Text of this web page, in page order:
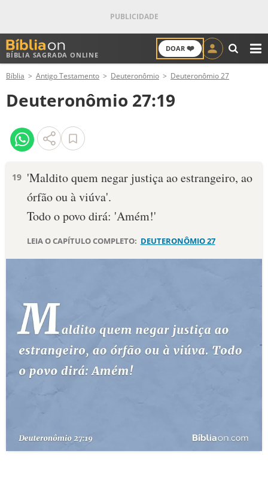
BÍBLIA SAGRADA ONLINE
DOAR ❤️
ANTIGO TESTAMENTO
NOVO TESTAMENTO
VERSÍCULOS
PALAVRA DO DIA
DEVOCIONAL DIÁRIO
ESTUDOS BÍBLICOS
ESBOÇOS DE PREGAÇÃO
TEMAS
TERMO BÍBLICO JOGOS
Bíblia Antigo Testamento Deuteronômio Deuteronômio 27
Deuteronômio 27:19
19 'Maldito quem negar justiça ao estrangeiro, ao
órfão ou à viúva'.
Todo o povo dirá: 'Amém!'
LEIA O CAPÍTULO COMPLETO: DEUTERONÔMIO 27